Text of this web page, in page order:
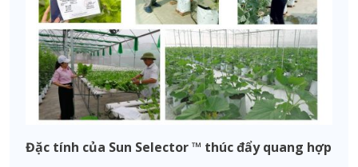
Đặc tính của Sun Selector ™ thúc đẩy quang hợp